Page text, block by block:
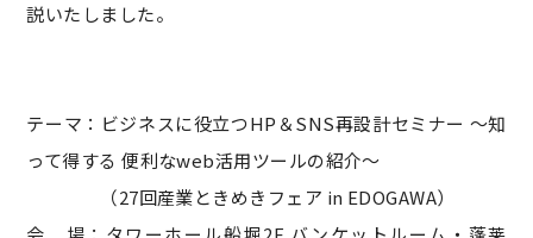
説いたしました。
テーマ：ビジネスに役立つHP＆SNS再設計セミナー ～知
って得する 便利なweb活用ツールの紹介～
（27回産業ときめきフェア in EDOGAWA）